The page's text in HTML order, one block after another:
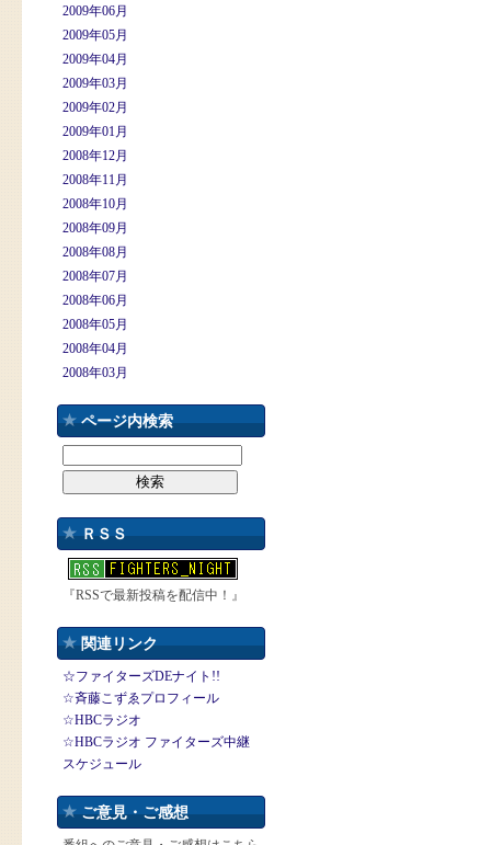
2009年06月
2009年05月
2009年04月
2009年03月
2009年02月
2009年01月
2008年12月
2008年11月
2008年10月
2008年09月
2008年08月
2008年07月
2008年06月
2008年05月
2008年04月
2008年03月
ページ内検索
ＲＳＳ
『RSSで最新投稿を配信中！』
関連リンク
☆ファイターズDEナイト!!
☆斉藤こずゑプロフィール
☆HBCラジオ
☆HBCラジオ ファイターズ中継
スケジュール
ご意見・ご感想